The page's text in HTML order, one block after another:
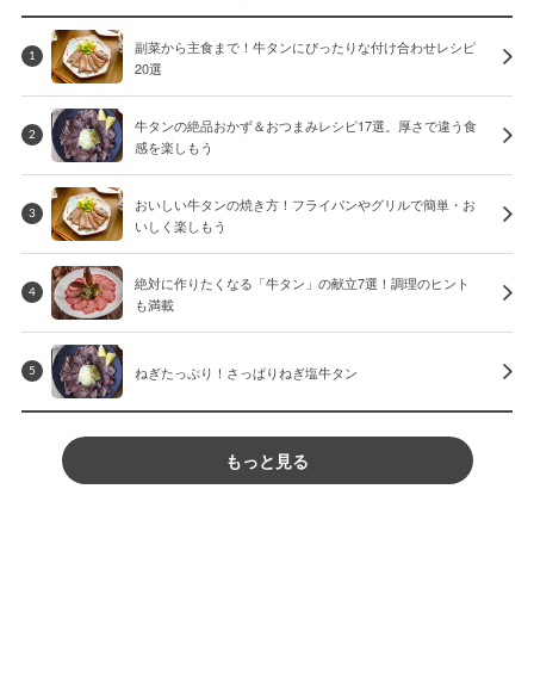
1
副菜から主食まで！牛タンにぴったりな付け合わせレシピ
20選
2
牛タンの絶品おかず＆おつまみレシピ17選。厚さで違う食
感を楽しもう
3
おいしい牛タンの焼き方！フライパンやグリルで簡単・お
いしく楽しもう
4
絶対に作りたくなる「牛タン」の献立7選！調理のヒント
も満載
5 ねぎたっぷり！さっぱりねぎ塩牛タン
もっと見る